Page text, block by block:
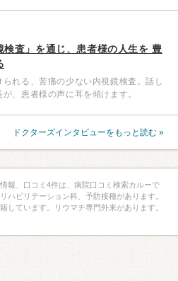
検査」を通じ、患者様の人生を 豊
られる、苦痛の少ない内視鏡検査。話し
、患者様の声に耳を傾けます。
ドクターズインタビューをもっと読む »
報、口コミ4件は、病院口コミ検索カルーで
ハビリテーション科、予防接種があります。
しています。リウマチ専門外来があります。